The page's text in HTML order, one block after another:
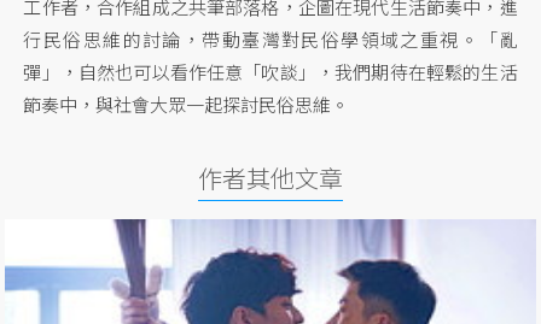
工作者，合作組成之共筆部落格，企圖在現代生活節奏中，進
行民俗思維的討論，帶動臺灣對民俗學領域之重視。「亂
彈」，自然也可以看作任意「吹談」，我們期待在輕鬆的生活
節奏中，與社會大眾一起探討民俗思維。
作者其他文章